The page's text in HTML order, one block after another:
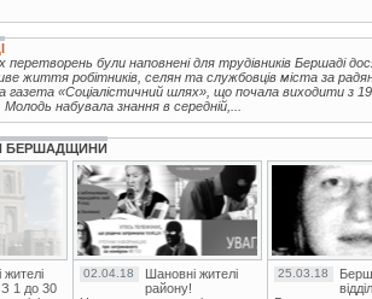
перетворень були наповнені для трудівників Бершаді
життя робітників, селян та службовців міста за
газета «Соціалістичний шлях», що почала виходити з
Молодь набувала знання в середній,...
БЕРШАДЩИНИ
1 до 30
02.04.18
Шановні жителі
району!
25.03.18